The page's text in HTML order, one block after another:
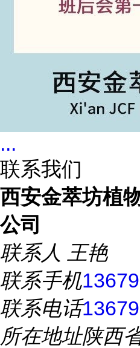
...
联系我们
西安金萃坊植
公司
联系人 王艳
联系手机
联系电话
所在地址陕西